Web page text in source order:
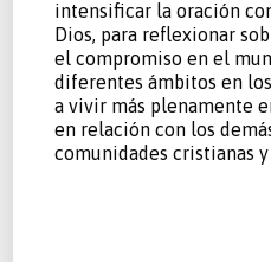
intensificar la oración
Dios, para reflexionar
el compromiso en el
diferentes ámbitos en
a vivir más plenamente
en relación con los
comunidades cristianas